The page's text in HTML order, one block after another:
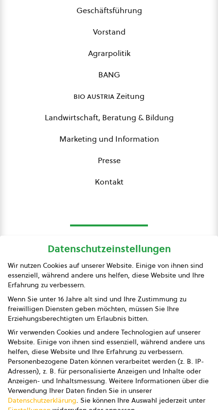
Geschäftsführung
Vorstand
Agrarpolitik
BANG
bio austriaZeitung
Landwirtschaft, Beratung & Bildung
Marketing und Information
Presse
Kontakt
Presse
Impressum
Datenschutz
AGB
AGB Marketing GmbH
AGB Bildung
Newsletter
Datenschutzeinstellungen
Wir nutzen Cookies auf unserer Website. Einige von ihnen sind
essenziell, während andere uns helfen, diese Website und Ihre
Erfahrung zu verbessern.
Wenn Sie unter 16 Jahre alt sind und Ihre Zustimmung zu
freiwilligen Diensten geben möchten, müssen Sie Ihre
Erziehungsberechtigten um Erlaubnis bitten.
Wir verwenden Cookies und andere Technologien auf unserer
Website. Einige von ihnen sind essenziell, während andere uns
helfen, diese Website und Ihre Erfahrung zu verbessern.
Personenbezogene Daten können verarbeitet werden (z. B. IP-
Adressen), z. B. für personalisierte Anzeigen und Inhalte oder
Anzeigen- und Inhaltsmessung. Weitere Informationen über die
Verwendung Ihrer Daten finden Sie in unserer
Datenschutzerklärung. Sie können Ihre Auswahl jederzeit unter